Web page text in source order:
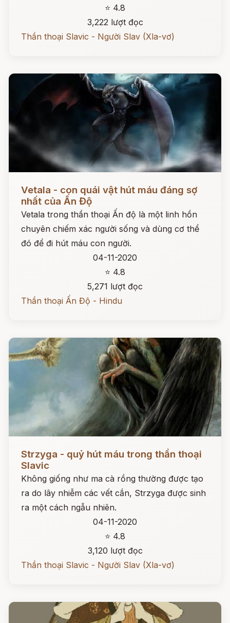
⭐ 4.8
3,222 lượt đọc
Thần thoại Slavic - Người Slav (Xla-vơ)
Vetala - con quái vật hút máu đáng sợ
nhất của Ấn Độ
Vetala trong thần thoại Ấn độ là một linh hồn
chuyên chiếm xác người sống và dùng cơ thể
đó để đi hút máu con người.
04-11-2020
⭐ 4.8
5,271 lượt đọc
Thần thoại Ấn Độ - Hindu
Strzyga - quỷ hút máu trong thần thoại
Slavic
Không giống như ma cà rồng thường được tạo
ra do lây nhiễm các vết cắn, Strzyga được sinh
ra một cách ngẫu nhiên.
04-11-2020
⭐ 4.8
3,120 lượt đọc
Thần thoại Slavic - Người Slav (Xla-vơ)